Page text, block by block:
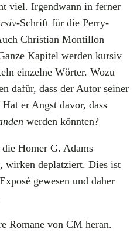
viel. Irgendwann in ferner
-Schrift für die Perry-
Christian Montillon
Kapitel werden kursiv
einzelne Wörter. Wozu
dafür, dass der Autor seiner
er Angst davor, dass
werden könnten?
Homer G. Adams
wirken deplatziert. Dies ist
gewesen und daher
Romane von CM heran.